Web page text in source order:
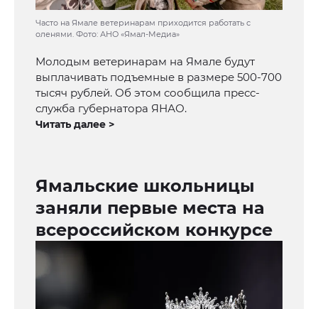
Часто на Ямале ветеринарам приходится работать с
оленями. Фото: АНО «Ямал-Медиа»
Молодым ветеринарам на Ямале будут
выплачивать подъемные в размере 500-700
тысяч рублей. Об этом сообщила пресс-
служба губернатора ЯНАО.
Читать далее >
Ямальские школьницы
заняли первые места на
всероссийском конкурсе